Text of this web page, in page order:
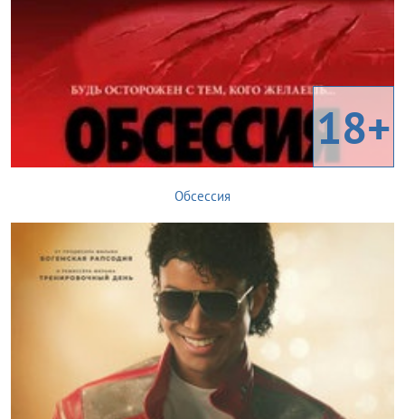
18+
Обсессия